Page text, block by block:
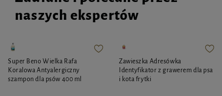
naszych ekspertów
Super Beno Wielka Rafa
Koralowa Antyalergiczny
szampon dla psów 400 ml
Zawieszka Adresówka
Identyfikator z grawerem dla psa
i kota frytki